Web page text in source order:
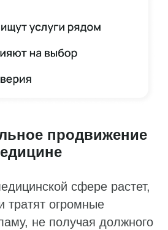
продвижение
сфере растет,
тратят огромные
не получая должного